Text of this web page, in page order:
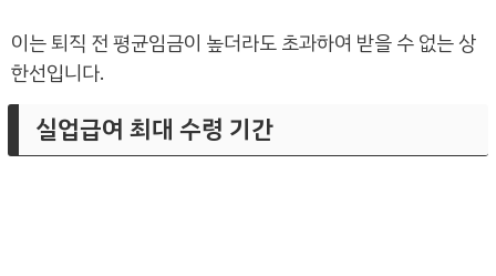
이는 퇴직 전 평균임금이 높더라도 초과하여 받을 수 없는 상
한선입니다.
실업급여 최대 수령 기간